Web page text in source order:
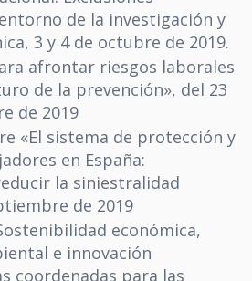
de la investigación y
3 y 4 de octubre de 2019.
afrontar riesgos laborales
de la prevención», del 23
de 2019
«El sistema de protección y
en España:
la siniestralidad
de 2019
económica,
e innovación
coordenadas para las